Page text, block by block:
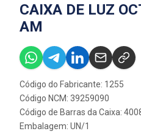
CAIXA DE LUZ
AM
Código do Fabricante: 1255
Código NCM: 39259090
Código de Barras da Caixa:
Embalagem: UN/1